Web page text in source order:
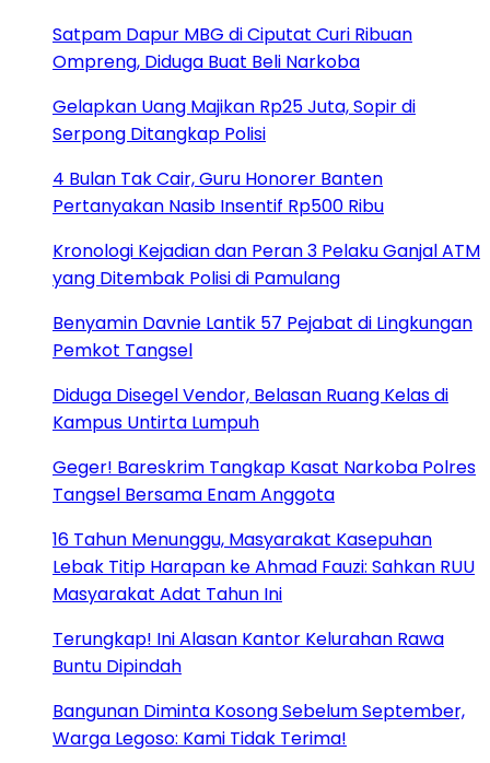
Satpam Dapur MBG di Ciputat Curi Ribuan
Ompreng, Diduga Buat Beli Narkoba
Gelapkan Uang Majikan Rp25 Juta, Sopir di
Serpong Ditangkap Polisi
4 Bulan Tak Cair, Guru Honorer Banten
Pertanyakan Nasib Insentif Rp500 Ribu
Kronologi Kejadian dan Peran 3 Pelaku Ganjal ATM
yang Ditembak Polisi di Pamulang
Benyamin Davnie Lantik 57 Pejabat di Lingkungan
Pemkot Tangsel
Diduga Disegel Vendor, Belasan Ruang Kelas di
Kampus Untirta Lumpuh
Geger! Bareskrim Tangkap Kasat Narkoba Polres
Tangsel Bersama Enam Anggota
16 Tahun Menunggu, Masyarakat Kasepuhan
Lebak Titip Harapan ke Ahmad Fauzi: Sahkan RUU
Masyarakat Adat Tahun Ini
Terungkap! Ini Alasan Kantor Kelurahan Rawa
Buntu Dipindah
Bangunan Diminta Kosong Sebelum September,
Warga Legoso: Kami Tidak Terima!